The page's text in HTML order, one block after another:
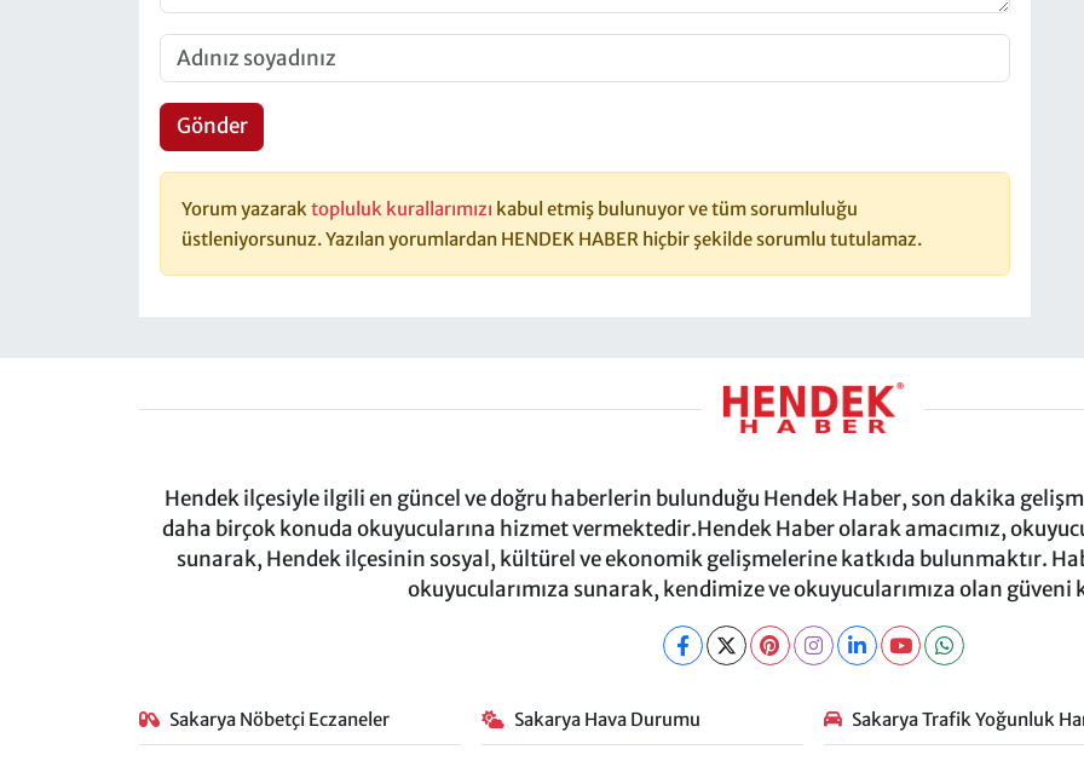
Gönder
Yorum yazaraktopluluk kurallarımızı kabul etmiş bulunuyor ve tüm sorumluluğu
üstleniyorsunuz. Yazılan yorumlardan HENDEK HABER hiçbir şekilde sorumlu tutulamaz.
Hendek ilçesiyle ilgili en güncel ve doğru haberlerin bulunduğu Hendek Haber, son dakika
daha birçok konuda okuyucularına hizmet vermektedir.Hendek Haber olarak amacımız,
sunarak, Hendek ilçesinin sosyal, kültürel ve ekonomik gelişmelerine katkıda bulunmaktır.
okuyucularımıza sunarak, kendimize ve okuyucularımıza olan güveni
Sakarya Nöbetçi Eczaneler Sakarya Hava Durumu Sakarya Trafik Yoğunluk